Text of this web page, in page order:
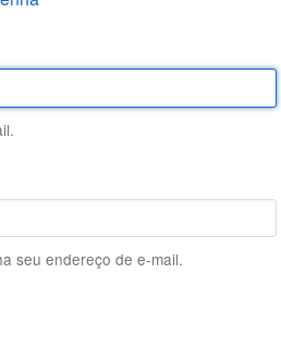
seu endereço de e-mail.